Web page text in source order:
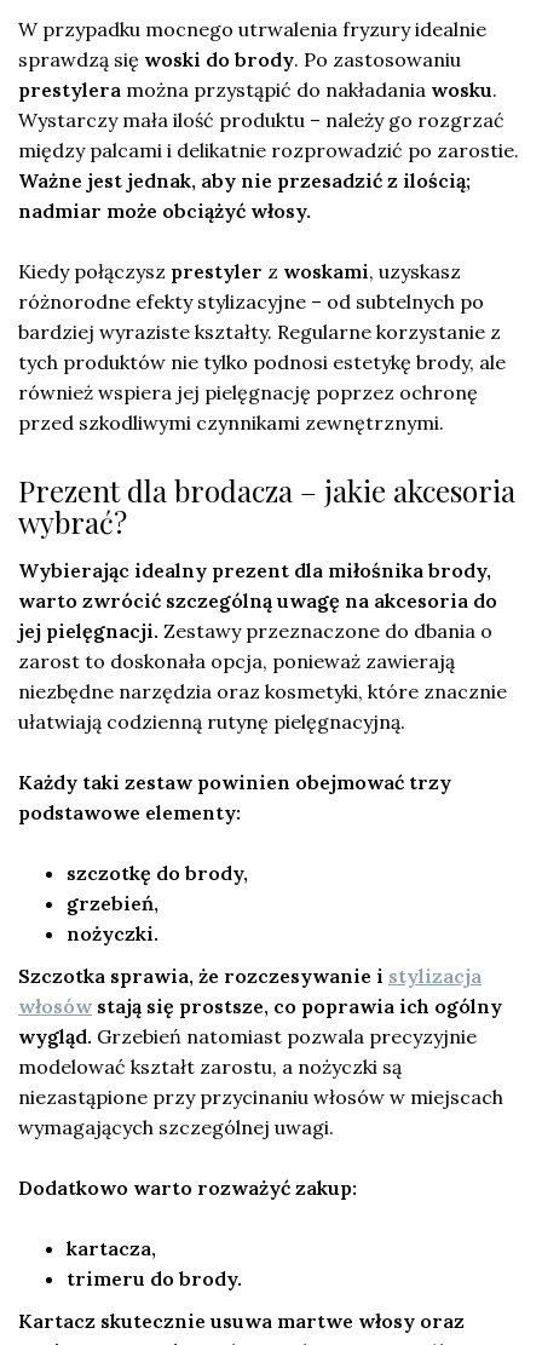
W przypadku mocnego utrwalenia fryzury idealnie
sprawdzą się woski do brody. Po zastosowaniu
prestylera można przystąpić do nakładania wosku.
Wystarczy mała ilość produktu – należy go rozgrzać
między palcami i delikatnie rozprowadzić po zarostie.
Ważne jest jednak, aby nie przesadzić z ilością;
nadmiar może obciążyć włosy.
Kiedy połączysz prestyler z woskami, uzyskasz
różnorodne efekty stylizacyjne – od subtelnych po
bardziej wyraziste kształty. Regularne korzystanie z
tych produktów nie tylko podnosi estetykę brody, ale
również wspiera jej pielęgnację poprzez ochronę
przed szkodliwymi czynnikami zewnętrznymi.
Prezent dla brodacza – jakie akcesoria
wybrać?
Wybierając idealny prezent dla miłośnika brody,
warto zwrócić szczególną uwagę na akcesoria do
jej pielęgnacji. Zestawy przeznaczone do dbania o
zarost to doskonała opcja, ponieważ zawierają
niezbędne narzędzia oraz kosmetyki, które znacznie
ułatwiają codzienną rutynę pielęgnacyjną.
Każdy taki zestaw powinien obejmować trzy
podstawowe elementy:
szczotkę do brody,
grzebień,
nożyczki.
Szczotka sprawia, że rozczesywanie i stylizacja
włosów stają się prostsze, co poprawia ich ogólny
wygląd. Grzebień natomiast pozwala precyzyjnie
modelować kształt zarostu, a nożyczki są
niezastąpione przy przycinaniu włosów w miejscach
wymagających szczególnej uwagi.
Dodatkowo warto rozważyć zakup:
kartacza,
trimeru do brody.
Kartacz skutecznie usuwa martwe włosy oraz